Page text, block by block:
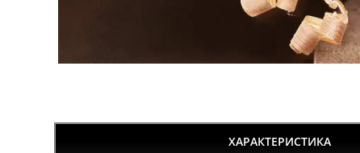
ХАРАКТЕРИСТИКА